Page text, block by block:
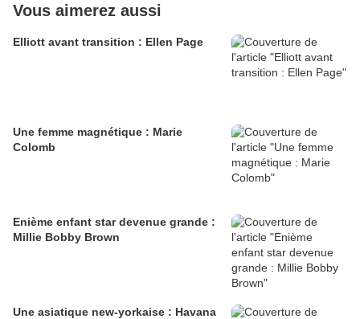
Vous aimerez aussi
Elliott avant transition : Ellen Page
Une femme magnétique : Marie
Colomb
Enième enfant star devenue grande :
Millie Bobby Brown
Une asiatique new-yorkaise : Havana